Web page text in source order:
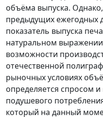
объёма выпуска.
предыдущих ежегодных
показатель выпуска
натуральном выражении
возможности
отечественной
рыночных условиях
определяется спросом
подушевого
который на данный